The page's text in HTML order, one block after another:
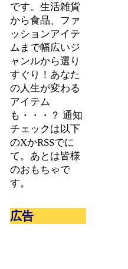
です。生活雑貨
から食品、ファ
ッションアイテ
ムまで幅広いジ
ャンルから選り
すぐり！あなた
の人生が変わる
アイテム
も・・・？ 通知
チェックは以下
のXかRSSでに
て。あとは皆様
のおもちゃで
す。
広告